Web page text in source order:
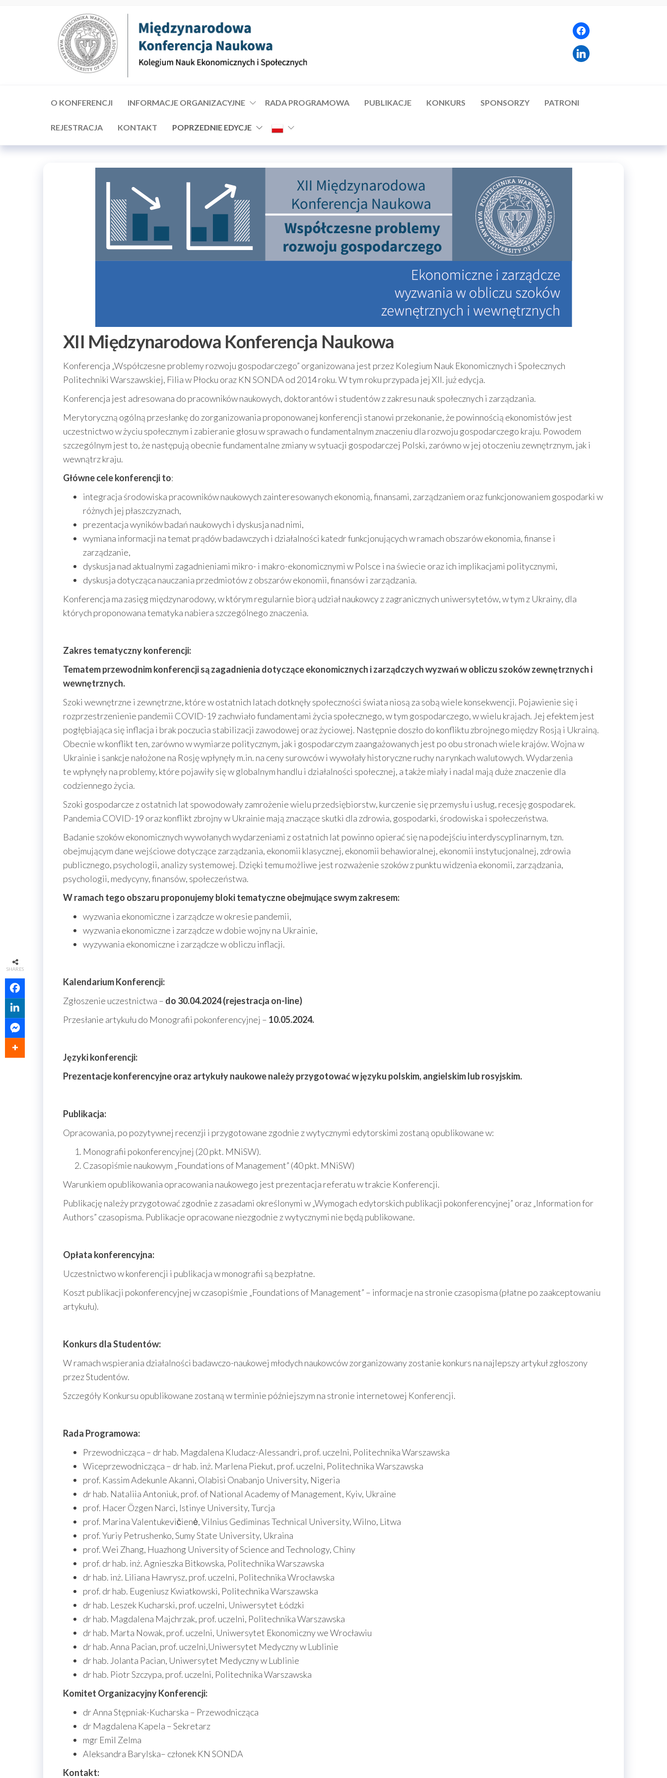
KONFERENCJA
NAUKOWA
Filia w
facebook
linkedin
O KONFERENCJI INFORMACJE ORGANIZACYJNE RADA PROGRAMOWA PUBLIKACJE KONKURS SPONSORZY PATRONI
REJESTRACJA KONTAKT POPRZEDNIE EDYCJE
XII Międzynarodowa Konferencja Naukowa
Konferencja „Współczesne problemy rozwoju gospodarczego” organizowana jest przez Kolegium Nauk Ekonomicznych i Społecznych
Politechniki Warszawskiej, Filia w Płocku oraz KN SONDA od 2014 roku. W tym roku przypada jej XII. już edycja.
Konferencja jest adresowana do pracowników naukowych, doktorantów i studentów z zakresu nauk społecznych i zarządzania.
Merytoryczną ogólną przesłankę do zorganizowania proponowanej konferencji stanowi przekonanie, że powinnością ekonomistów jest
uczestnictwo w życiu społecznym i zabieranie głosu w sprawach o fundamentalnym znaczeniu dla rozwoju gospodarczego kraju. Powodem
szczególnym jest to, że następują obecnie fundamentalne zmiany w sytuacji gospodarczej Polski, zarówno w jej otoczeniu zewnętrznym, jak i
wewnątrz kraju.
Główne cele konferencji to:
integracja środowiska pracowników naukowych zainteresowanych ekonomią, finansami, zarządzaniem oraz funkcjonowaniem gospodarki w
różnych jej płaszczyznach,
prezentacja wyników badań naukowych i dyskusja nad nimi,
wymiana informacji na temat prądów badawczych i działalności katedr funkcjonujących w ramach obszarów ekonomia, finanse i
zarządzanie,
dyskusja nad aktualnymi zagadnieniami mikro- i makro-ekonomicznymi w Polsce i na świecie oraz ich implikacjami politycznymi,
dyskusja dotycząca nauczania przedmiotów z obszarów ekonomii, finansów i zarządzania.
Konferencja ma zasięg międzynarodowy, w którym regularnie biorą udział naukowcy z zagranicznych uniwersytetów, w tym z Ukrainy, dla
których proponowana tematyka nabiera szczególnego znaczenia.
Zakres tematyczny konferencji:
Tematem przewodnim konferencji są zagadnienia dotyczące ekonomicznych i zarządczych wyzwań w obliczu szoków zewnętrznych i
wewnętrznych.
Szoki wewnętrzne i zewnętrzne, które w ostatnich latach dotknęły społeczności świata niosą za sobą wiele konsekwencji. Pojawienie się i
rozprzestrzenienie pandemii COVID-19 zachwiało fundamentami życia społecznego, w tym gospodarczego, w wielu krajach. Jej efektem jest
pogłębiająca się inflacja i brak poczucia stabilizacji zawodowej oraz życiowej. Następnie doszło do konfliktu zbrojnego między Rosją i Ukrainą.
Obecnie w konflikt ten, zarówno w wymiarze politycznym, jak i gospodarczym zaangażowanych jest po obu stronach wiele krajów. Wojna w
Ukrainie i sankcje nałożone na Rosję wpłynęły m.in. na ceny surowców i wywołały historyczne ruchy na rynkach walutowych. Wydarzenia
te wpłynęły na problemy, które pojawiły się w globalnym handlu i działalności społecznej, a także miały i nadal mają duże znaczenie dla
codziennego życia.
Szoki gospodarcze z ostatnich lat spowodowały zamrożenie wielu przedsiębiorstw, kurczenie się przemysłu i usług, recesję gospodarek.
Pandemia COVID-19 oraz konflikt zbrojny w Ukrainie mają znaczące skutki dla zdrowia, gospodarki, środowiska i społeczeństwa.
Badanie szoków ekonomicznych wywołanych wydarzeniami z ostatnich lat powinno opierać się na podejściu interdyscyplinarnym, tzn.
obejmującym dane wejściowe dotyczące zarządzania, ekonomii klasycznej, ekonomii behawioralnej, ekonomii instytucjonalnej, zdrowia
publicznego, psychologii, analizy systemowej. Dzięki temu możliwe jest rozważenie szoków z punktu widzenia ekonomii, zarządzania,
psychologii, medycyny, finansów, społeczeństwa.
W ramach tego obszaru proponujemy bloki tematyczne obejmujące swym zakresem:
wyzwania ekonomiczne i zarządcze w okresie pandemii,
wyzwania ekonomiczne i zarządcze w dobie wojny na Ukrainie,
wyzywania ekonomiczne i zarządcze w obliczu inflacji.
Kalendarium Konferencji:
Zgłoszenie uczestnictwa – do 30.04.2024 (rejestracja on-line)
Przesłanie artykułu do Monografii pokonferencyjnej – 10.05.2024.
Języki konferencji:
Prezentacje konferencyjne oraz artykuły naukowe należy przygotować w języku polskim, angielskim lub rosyjskim.
Publikacja:
Opracowania, po pozytywnej recenzji i przygotowane zgodnie z wytycznymi edytorskimi zostaną opublikowane w:
Monografii pokonferencyjnej (20 pkt. MNiSW).
Czasopiśmie naukowym „Foundations of Management” (40 pkt. MNiSW)
Warunkiem opublikowania opracowania naukowego jest prezentacja referatu w trakcie Konferencji.
Publikację należy przygotować zgodnie z zasadami określonymi w „Wymogach edytorskich publikacji pokonferencyjnej” oraz „Information for
Authors” czasopisma. Publikacje opracowane niezgodnie z wytycznymi nie będą publikowane.
Opłata konferencyjna:
Uczestnictwo w konferencji i publikacja w monografii są bezpłatne.
Koszt publikacji pokonferencyjnej w czasopiśmie „Foundations of Management” – informacje na stronie czasopisma (płatne po zaakceptowaniu
artykułu).
Konkurs dla Studentów:
W ramach wspierania działalności badawczo-naukowej młodych naukowców zorganizowany zostanie konkurs na najlepszy artykuł zgłoszony
przez Studentów.
Szczegóły Konkursu opublikowane zostaną w terminie późniejszym na stronie internetowej Konferencji.
Rada Programowa:
Przewodnicząca – dr hab. Magdalena Kludacz-Alessandri, prof. uczelni, Politechnika Warszawska
Wiceprzewodnicząca – dr hab. inż. Marlena Piekut, prof. uczelni, Politechnika Warszawska
prof. Kassim Adekunle Akanni, Olabisi Onabanjo University, Nigeria
dr hab. Nataliia Antoniuk, prof. of National Academy of Management, Kyiv, Ukraine
prof. Hacer Özgen Narci, Istinye University, Turcja
prof. Marina Valentukevičienė, Vilnius Gediminas Technical University, Wilno, Litwa
prof. Yuriy Petrushenko, Sumy State University, Ukraina
prof. Wei Zhang, Huazhong University of Science and Technology, Chiny
prof. dr hab. inż. Agnieszka Bitkowska, Politechnika Warszawska
dr hab. inż. Liliana Hawrysz, prof. uczelni, Politechnika Wrocławska
prof. dr hab. Eugeniusz Kwiatkowski, Politechnika Warszawska
dr hab. Leszek Kucharski, prof. uczelni, Uniwersytet Łódzki
dr hab. Magdalena Majchrzak, prof. uczelni, Politechnika Warszawska
dr hab. Marta Nowak, prof. uczelni, Uniwersytet Ekonomiczny we Wrocławiu
dr hab. Anna Pacian, prof. uczelni,Uniwersytet Medyczny w Lublinie
dr hab. Jolanta Pacian, Uniwersytet Medyczny w Lublinie
dr hab. Piotr Szczypa, prof. uczelni, Politechnika Warszawska
Komitet Organizacyjny Konferencji:
dr Anna Stępniak-Kucharska – Przewodnicząca
dr Magdalena Kapela – Sekretarz
mgr Emil Zelma
Aleksandra Barylska– członek KN SONDA
Kontakt:
SHARES